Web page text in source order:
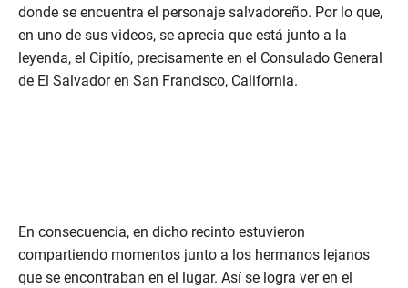
donde se encuentra el personaje salvadoreño. Por lo que,
en uno de sus videos, se aprecia que está junto a la
leyenda, el Cipitío, precisamente en el Consulado General
de El Salvador en San Francisco, California.
En consecuencia, en dicho recinto estuvieron
compartiendo momentos junto a los hermanos lejanos
que se encontraban en el lugar. Así se logra ver en el